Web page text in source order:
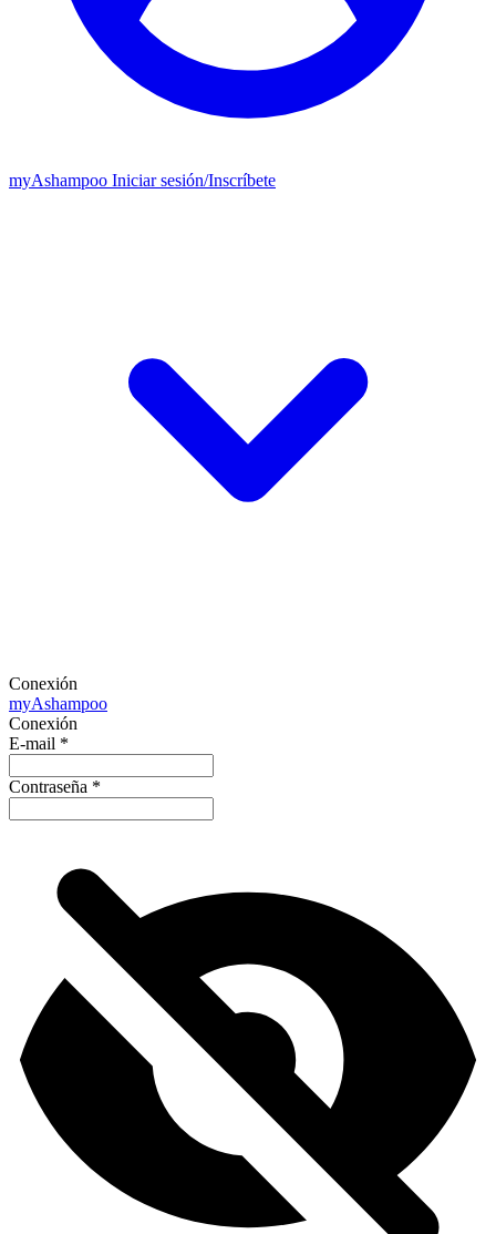
myAshampoo Iniciar sesión/Inscríbete
Conexión
myAshampoo
Conexión
E-mail *
Contraseña *